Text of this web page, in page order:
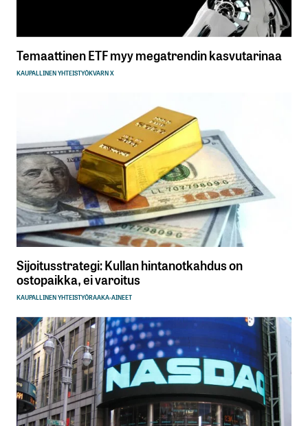
Temaattinen ETF myy megatrendin kasvutarinaa
KAUPALLINEN YHTEISTYÖKVARN X
Sijoitusstrategi: Kullan hintanotkahdus on
ostopaikka, ei varoitus
KAUPALLINEN YHTEISTYÖRAAKA-AINEET